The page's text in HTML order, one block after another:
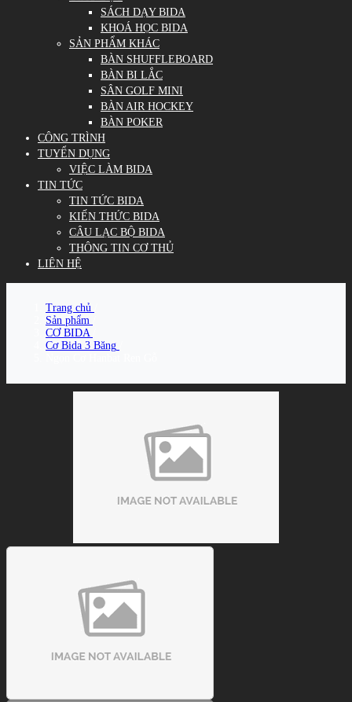
SÁCH DẠY BIDA
KHOÁ HỌC BIDA
SẢN PHẨM KHÁC
BÀN SHUFFLEBOARD
BÀN BI LẮC
SÂN GOLF MINI
BÀN AIR HOCKEY
BÀN POKER
CÔNG TRÌNH
TUYỂN DỤNG
VIỆC LÀM BIDA
TIN TỨC
TIN TỨC BIDA
KIẾN THỨC BIDA
CÂU LẠC BỘ BIDA
THÔNG TIN CƠ THỦ
LIÊN HỆ
Trang chủ
Sản phẩm
CƠ BIDA
Cơ Bida 3 Băng